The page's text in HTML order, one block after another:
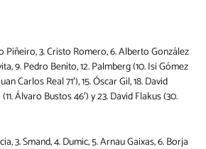
Piñeiro, 3. Cristo Romero, 6. Alberto González
9. Pedro Benito, 12. Palmberg (10. Isi Gómez
Carlos Real 71′), 15. Óscar Gil, 18. David
Álvaro Bustos 46′) y 23. David Flakus (30.
3. Smand, 4. Dumic, 5. Arnau Gaixas, 6. Borja